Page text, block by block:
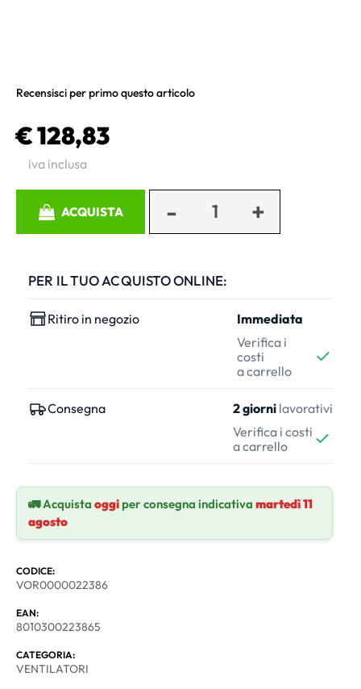
Recensisci per primo questo articolo
€ 128,83
iva inclusa
ACQUISTA
PER IL TUO ACQUISTO ONLINE:
Ritiro in negozio
Immediata
Verifica i
costi
a carrello
Consegna 2 giorni lavorativi
Verifica i costi
a carrello
🚛 Acquista oggiper consegna indicativa martedì 11
agosto
CODICE:
VOR0000022386
EAN:
8010300223865
CATEGORIA:
VENTILATORI